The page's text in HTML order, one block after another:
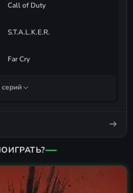
Call of Duty
S.T.A.L.K.E.R.
Far Cry